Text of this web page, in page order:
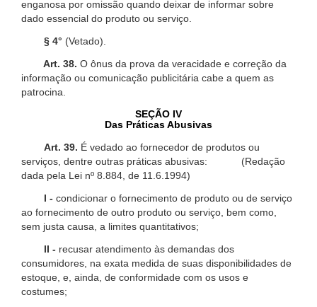
enganosa por omissão quando deixar de informar sobre
dado essencial do produto ou serviço.
§ 4° (Vetado).
Art. 38. O ônus da prova da veracidade e correção da
informação ou comunicação publicitária cabe a quem as
patrocina.
SEÇÃO IV
Das Práticas Abusivas
Art. 39. É vedado ao fornecedor de produtos ou
serviços, dentre outras práticas abusivas: (Redação
dada pela Lei nº 8.884, de 11.6.1994)
I - condicionar o fornecimento de produto ou de serviço
ao fornecimento de outro produto ou serviço, bem como,
sem justa causa, a limites quantitativos;
II - recusar atendimento às demandas dos
consumidores, na exata medida de suas disponibilidades de
estoque, e, ainda, de conformidade com os usos e
costumes;